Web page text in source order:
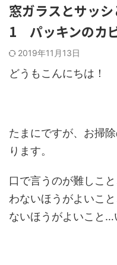
窓ガラスとサッ
1 パッキンのカ
2019年11月13日
どうもこんにちは
たまにですが、お掃
ります。
口で言うのが難しこ
わないほうがよいこ
ないほうがよいこと…